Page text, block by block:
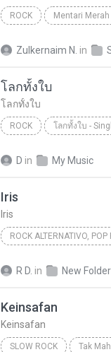
ROCK Mentari
Zulkernaim N. in
โลกทั้งใบ
โลกทั้งใบ
ROCK โลกทั้งใบ -
D in My Music
Iris
Iris
ROCK ALTERNATIVO, POP
R D. in New Folder
Keinsafan
Keinsafan
SLOW ROCK Tak